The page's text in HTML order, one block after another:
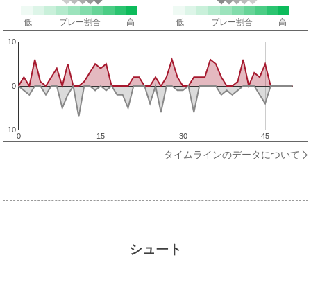
低 プレー割合 高 低 プレー割合 高
0 15 30 45
-10
0
10
タイムラインのデータについて
シュート